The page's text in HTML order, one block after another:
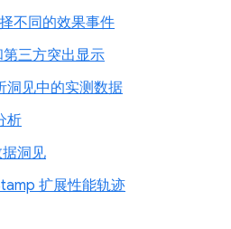
不同的效果事件
第三方突出显示
洞见中的实测数据
析
据洞见
扩展性能轨迹